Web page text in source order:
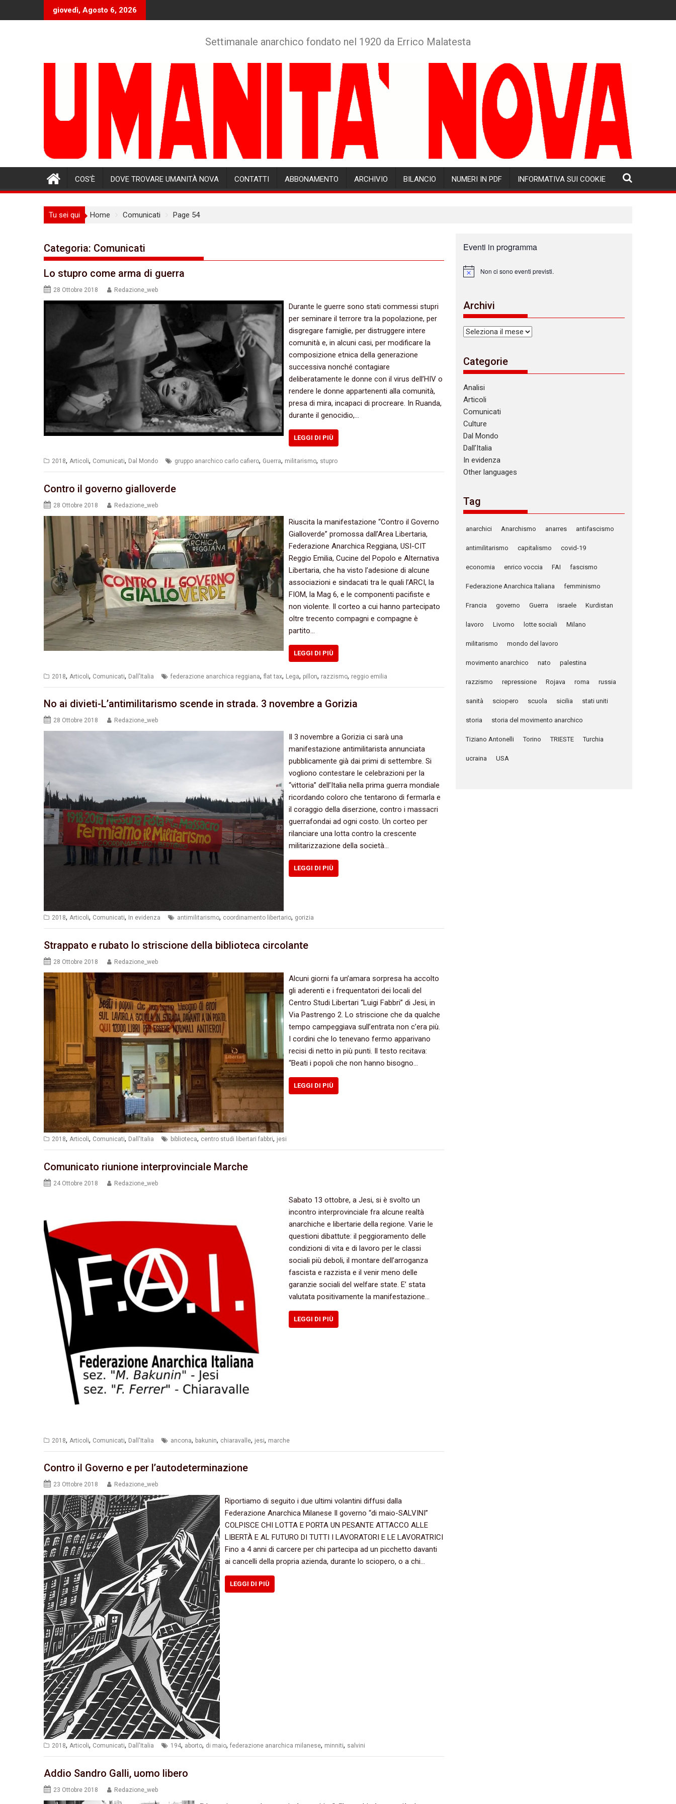
giovedì, Agosto 6, 2026
Settimanale anarchico fondato nel 1920 da Errico Malatesta
COS’È DOVE TROVARE UMANITÀ NOVA CONTATTI ABBONAMENTO ARCHIVIO BILANCIO NUMERI IN PDF INFORMATIVA SUI COOKIE
Tu sei qui Home Comunicati Page 54
Categoria: Comunicati
Lo stupro come arma di guerra
28 Ottobre 2018 Redazione_web
Durante le guerre sono stati commessi stupri
per seminare il terrore tra la popolazione, per
disgregare famiglie, per distruggere intere
comunità e, in alcuni casi, per modificare la
composizione etnica della generazione
successiva nonché contagiare
deliberatamente le donne con il virus dell’HIV o
rendere le donne appartenenti alla comunità,
presa di mira, incapaci di procreare. In Ruanda,
durante il genocidio,…
LEGGI DI PIÙ
2018, Articoli, Comunicati, Dal Mondo gruppo anarchico carlo cafiero, Guerra, militarismo, stupro
Contro il governo gialloverde
28 Ottobre 2018 Redazione_web
Riuscita la manifestazione “Contro il Governo
Gialloverde” promossa dall’Area Libertaria,
Federazione Anarchica Reggiana, USI-CIT
Reggio Emilia, Cucine del Popolo e Alternativa
Libertaria, che ha visto l’adesione di alcune
associazioni e sindacati tra le quali l’ARCI, la
FIOM, la Mag 6, e le componenti pacifiste e
non violente. Il corteo a cui hanno partecipato
oltre trecento compagni e compagne è
partito…
LEGGI DI PIÙ
2018, Articoli, Comunicati, Dall'Italia federazione anarchica reggiana, flat tax, Lega, pillon, razzismo, reggio emilia
No ai divieti-L’antimilitarismo scende in strada. 3 novembre a Gorizia
28 Ottobre 2018 Redazione_web
Il 3 novembre a Gorizia ci sarà una
manifestazione antimilitarista annunciata
pubblicamente già dai primi di settembre. Si
vogliono contestare le celebrazioni per la
“vittoria” dell’Italia nella prima guerra mondiale
ricordando coloro che tentarono di fermarla e
il coraggio della diserzione, contro i massacri
guerrafondai ad ogni costo. Un corteo per
rilanciare una lotta contro la crescente
militarizzazione della società…
LEGGI DI PIÙ
2018, Articoli, Comunicati, In evidenza antimilitarismo, coordinamento libertario, gorizia
Strappato e rubato lo striscione della biblioteca circolante
28 Ottobre 2018 Redazione_web
Alcuni giorni fa un’amara sorpresa ha accolto
gli aderenti e i frequentatori dei locali del
Centro Studi Libertari “Luigi Fabbri” di Jesi, in
Via Pastrengo 2. Lo striscione che da qualche
tempo campeggiava sull’entrata non c’era più.
I cordini che lo tenevano fermo apparivano
recisi di netto in più punti. Il testo recitava:
“Beati i popoli che non hanno bisogno…
LEGGI DI PIÙ
2018, Articoli, Comunicati, Dall'Italia biblioteca, centro studi libertari fabbri, jesi
Comunicato riunione interprovinciale Marche
24 Ottobre 2018 Redazione_web
Sabato 13 ottobre, a Jesi, si è svolto un
incontro interprovinciale fra alcune realtà
anarchiche e libertarie della regione. Varie le
questioni dibattute: il peggioramento delle
condizioni di vita e di lavoro per le classi
sociali più deboli, il montare dell’arroganza
fascista e razzista e il venir meno delle
garanzie sociali del welfare state. E’ stata
valutata positivamente la manifestazione…
LEGGI DI PIÙ
2018, Articoli, Comunicati, Dall'Italia ancona, bakunin, chiaravalle, jesi, marche
Contro il Governo e per l’autodeterminazione
23 Ottobre 2018 Redazione_web
Riportiamo di seguito i due ultimi volantini diffusi dalla
Federazione Anarchica Milanese Il governo “di maio-SALVINI”
COLPISCE CHI LOTTA E PORTA UN PESANTE ATTACCO ALLE
LIBERTÀ E AL FUTURO DI TUTTI I LAVORATORI E LE LAVORATRICI
Fino a 4 anni di carcere per chi partecipa ad un picchetto davanti
ai cancelli della propria azienda, durante lo sciopero, o a chi…
LEGGI DI PIÙ
2018, Articoli, Comunicati, Dall'Italia 194, aborto, di maio, federazione anarchica milanese, minniti, salvini
Addio Sandro Galli, uomo libero
23 Ottobre 2018 Redazione_web
Eventi in programma
N
c
e
Non ci sono eventi previsti.
Archivi
Archivi
Categorie
Analisi
Articoli
Comunicati
Culture
Dal Mondo
Dall’Italia
In evidenza
Other languages
Tag
anarchici Anarchismo anarres antifascismo
antimilitarismo capitalismo covid-19
economia enrico voccia FAI fascismo
Federazione Anarchica Italiana femminismo
Francia governo Guerra israele Kurdistan
lavoro Livorno lotte sociali Milano
militarismo mondo del lavoro
movimento anarchico nato palestina
razzismo repressione Rojava roma russia
sanità sciopero scuola sicilia stati uniti
storia storia del movimento anarchico
Tiziano Antonelli Torino TRIESTE Turchia
ucraina USA